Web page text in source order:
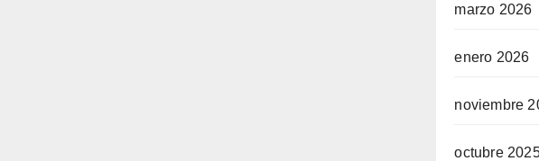
marzo 2026
enero 2026
noviembre
octubre